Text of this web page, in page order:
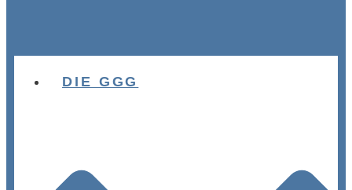
DIE GGG